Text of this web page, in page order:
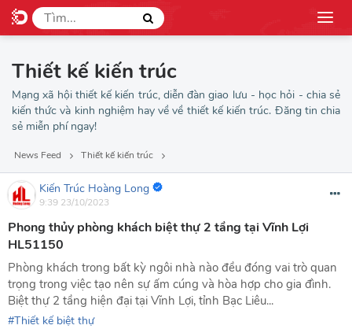
Thiết kế kiến trúc
Mạng xã hội thiết kế kiến trúc, diễn đàn giao lưu - học hỏi - chia sẻ
kiến thức và kinh nghiệm hay về về thiết kế kiến trúc. Đăng tin chia
sẻ miễn phí ngay!
News Feed Thiết kế kiến trúc
Kiến Trúc Hoàng Long
9:39 23/10/2023
Phong thủy phòng khách biệt thự 2 tầng tại Vĩnh Lợi
HL51150
Phòng khách trong bất kỳ ngôi nhà nào đều đóng vai trò quan
trọng trong việc tạo nên sự ấm cúng và hòa hợp cho gia đình.
Biệt thự 2 tầng hiện đại tại Vĩnh Lợi, tỉnh Bạc Liêu...
Thiết kế biệt thự